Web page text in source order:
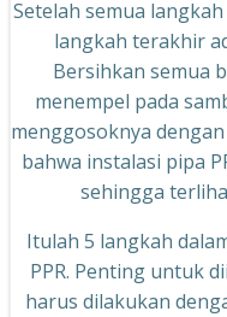
Setelah semua
langkah terakhir
Bersihkan semua
menempel pada
menggosoknya
bahwa instalasi pipa
sehingga
Itulah 5 langkah
PPR. Penting untuk
harus dilakukan